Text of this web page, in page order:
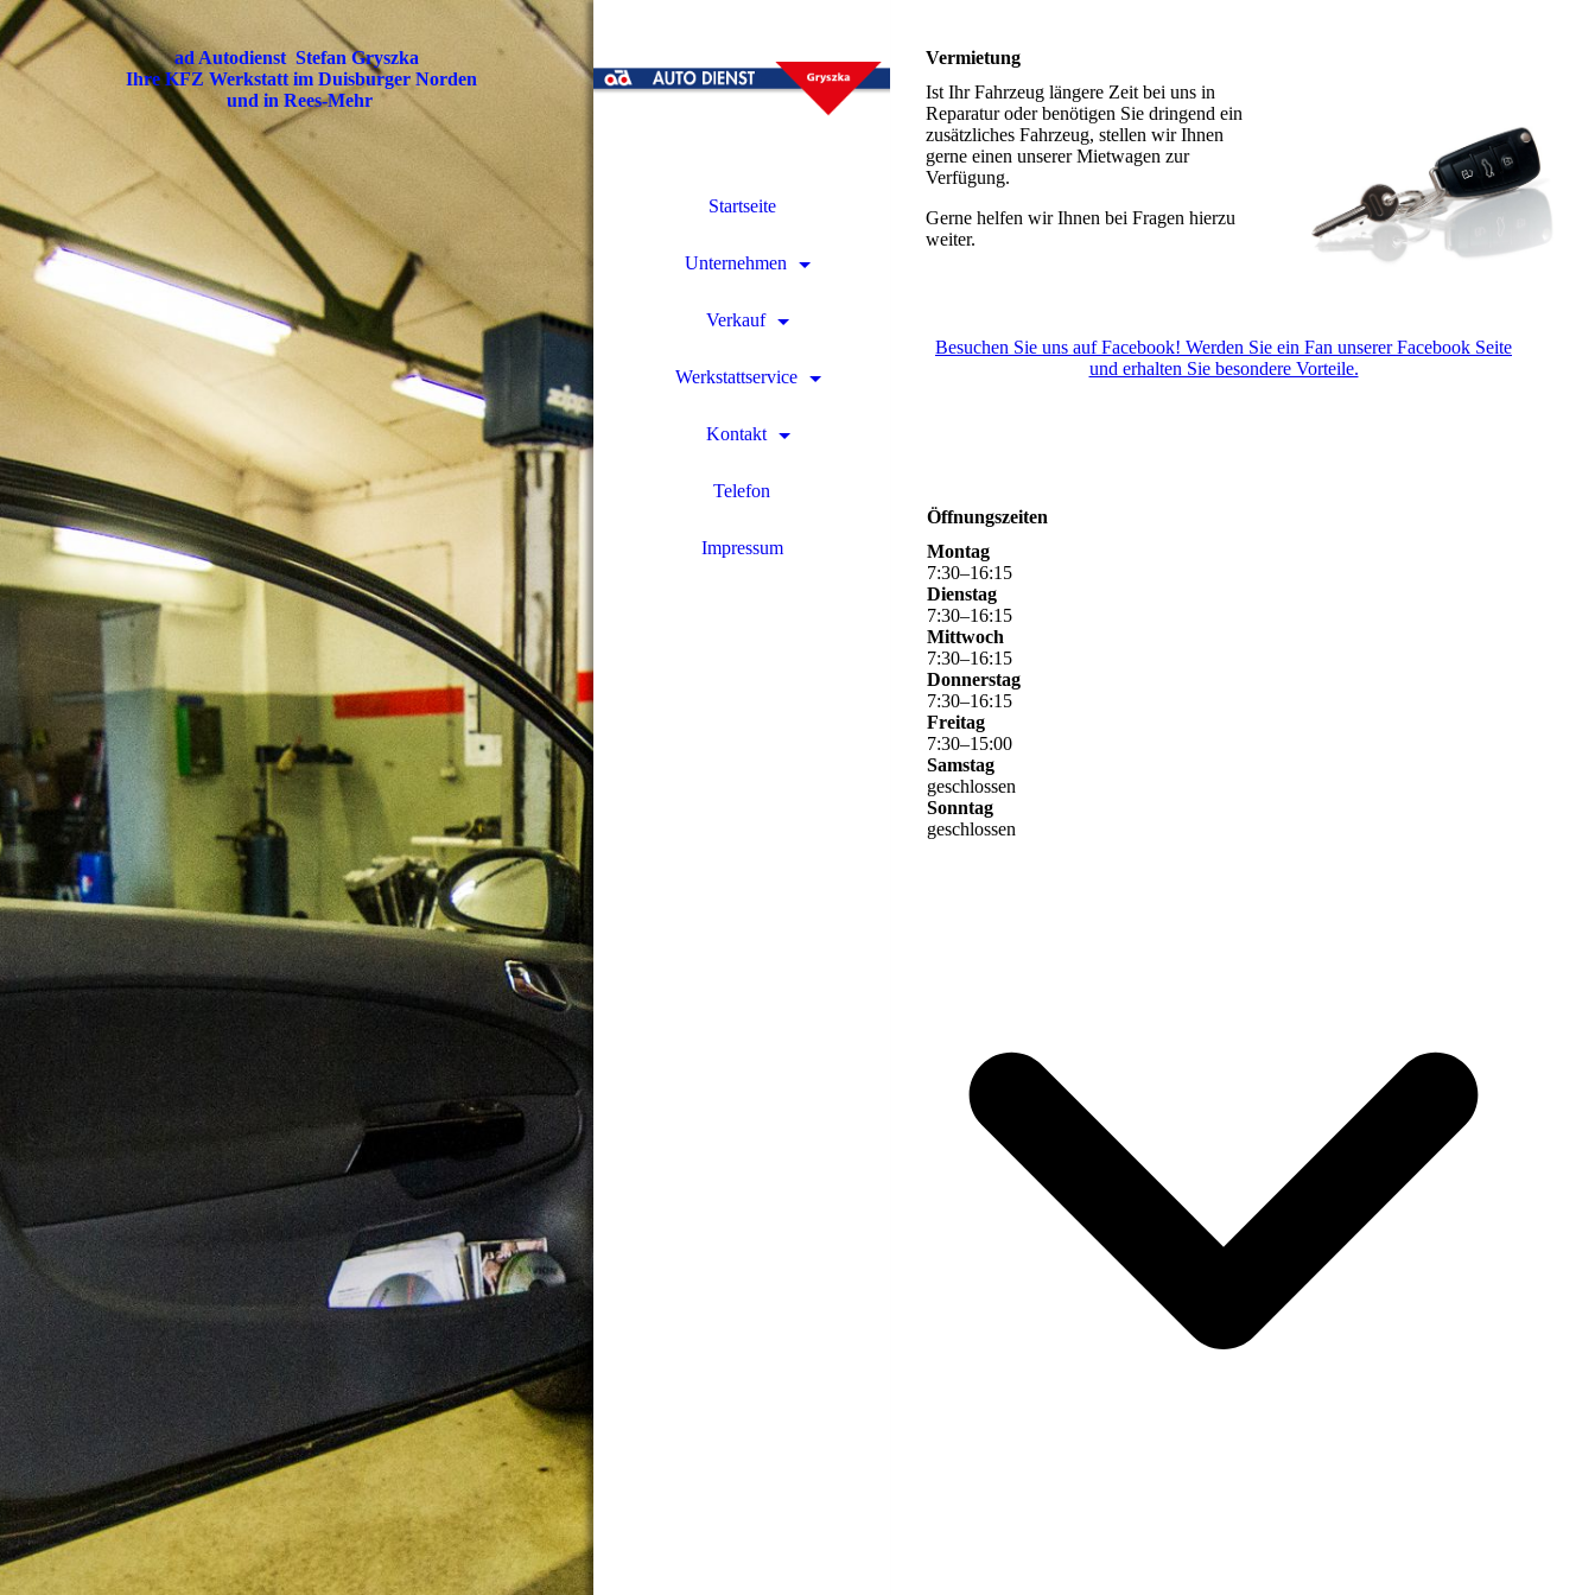
ad Autodienst Stefan Gryszka
Ihre KFZ Werkstatt im Duisburger Norden
und in Rees-Mehr
Startseite
Unternehmen
Verkauf
Werkstattservice
Kontakt
Telefon
Impressum
Vermietung
Ist Ihr Fahrzeug längere Zeit bei uns in
Reparatur oder benötigen Sie dringend ein
zusätzliches Fahrzeug, stellen wir Ihnen
gerne einen unserer Mietwagen zur
Verfügung.
Gerne helfen wir Ihnen bei Fragen hierzu
weiter.
Besuchen Sie uns auf Facebook! Werden Sie ein Fan unserer Facebook Seite
und erhalten Sie besondere Vorteile.
Öffnungszeiten
Montag
7:30–16:15
Dienstag
7:30–16:15
Mittwoch
7:30–16:15
Donnerstag
7:30–16:15
Freitag
7:30–15:00
Samstag
geschlossen
Sonntag
geschlossen